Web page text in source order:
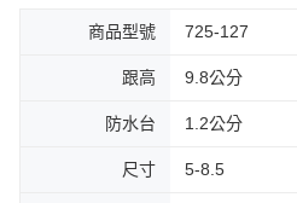
商品型號 725-127
跟高 9.8公分
防水台 1.2公分
尺寸 5-8.5